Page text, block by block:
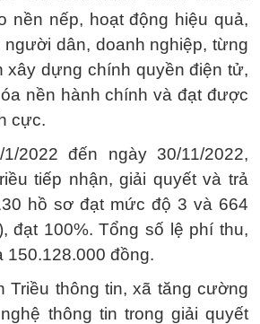
nền nếp, hoạt động hiệu quả,
dân, doanh nghiệp, từng
xây dựng chính quyền điện tử,
nền hành chính và đạt được
cực.
2022 đến ngày 30/11/2022,
tiếp nhận, giải quyết và trả
hồ sơ đạt mức độ 3 và 664
đạt 100%. Tổng số lệ phí thu,
150.128.000 đồng.
Triều thông tin, xã tăng cường
thông tin trong giải quyết